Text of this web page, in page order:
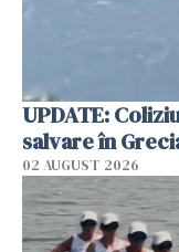
UPDATE:
salvare în
02 AUGUST 2026